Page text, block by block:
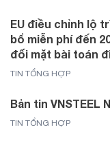
EU điều chỉnh lộ
bổ miễn phí đến
đối mặt bài toán
TIN TỔNG HỢP
Bản tin VNSTEEL
TIN TỔNG HỢP